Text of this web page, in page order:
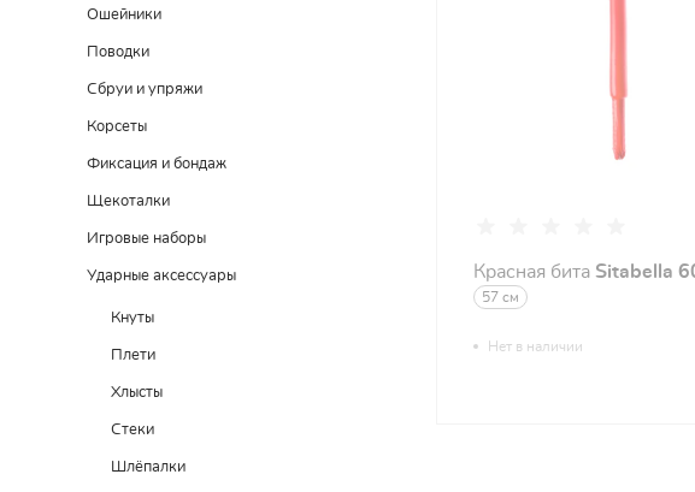
Ошейники
Поводки
Сбруи и упряжи
Корсеты
Фиксация и бондаж
Щекоталки
Игровые наборы
Ударные аксессуары
Кнуты
Плети
Хлысты
Стеки
Шлёпалки
Красная бита Sitabella
57 см
Нет в наличии